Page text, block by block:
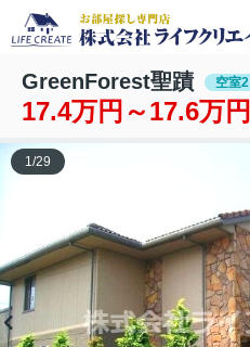
GreenForest聖蹟 空室2
17.4万円～17.6万円
1/29